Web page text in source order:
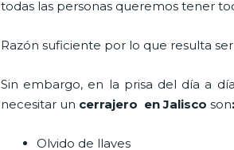
todas las personas queremos tener
Razón suficiente por lo que resulta
Sin embargo, en la prisa del día a
necesitar un cerrajero en Jalisco son:
Olvido de llaves